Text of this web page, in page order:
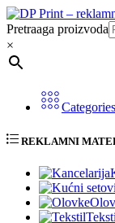
Pretraaga proizvoda
×
Categories
REKLAMNI